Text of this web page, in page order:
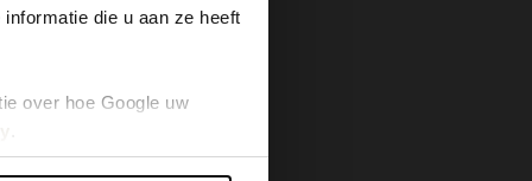
die u aan ze heeft
over hoe Google uw